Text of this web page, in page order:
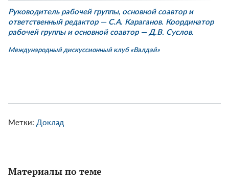
Руководитель рабочей группы, основной соавтор и
ответственный редактор — С.А. Караганов. Координатор
рабочей группы и основной соавтор — Д.В. Суслов.
Международный дискуссионный клуб «Валдай»
Метки: Доклад
Материалы по теме